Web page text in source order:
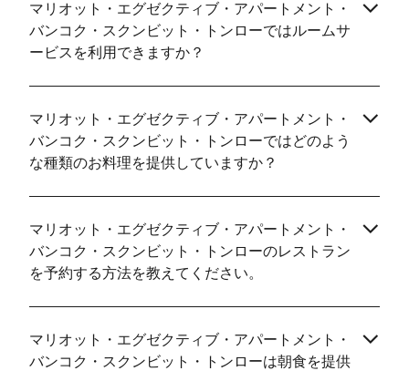
マリオット・エグゼクティブ・アパートメント・
バンコク・スクンビット・トンローではルームサ
ービスを利用できますか？
マリオット・エグゼクティブ・アパートメント・
バンコク・スクンビット・トンローではどのよう
な種類のお料理を提供していますか？
マリオット・エグゼクティブ・アパートメント・
バンコク・スクンビット・トンローのレストラン
を予約する方法を教えてください。
マリオット・エグゼクティブ・アパートメント・
バンコク・スクンビット・トンローは朝食を提供